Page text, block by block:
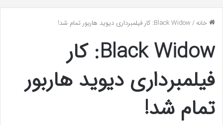
خانه/Black Widow: کار فیلمبرداری دیوید هاربور تمام شد!
Black Widow: کار
فیلمبرداری دیوید هاربور
تمام شد!